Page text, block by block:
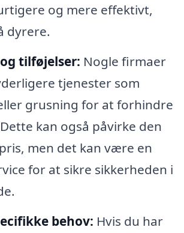
og mere effektivt,
dyrere.
tilføjelser: Nogle firmaer
tjenester som
grusning for at forhindre
kan også påvirke den
men det kan være en
for at sikre sikkerheden i
behov: Hvis du har